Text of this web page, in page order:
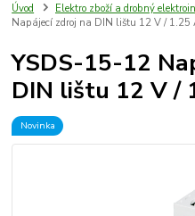
Úvod Elektro zboží a drobný
Napájecí zdroj na DIN lištu 12 V / 1.25
YSDS-15-12
DIN lištu 12 V /
Novinka